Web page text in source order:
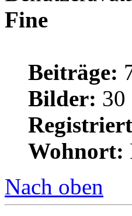
Fine
Beiträge:
Bilder: 30
Wohnort:
Nach oben